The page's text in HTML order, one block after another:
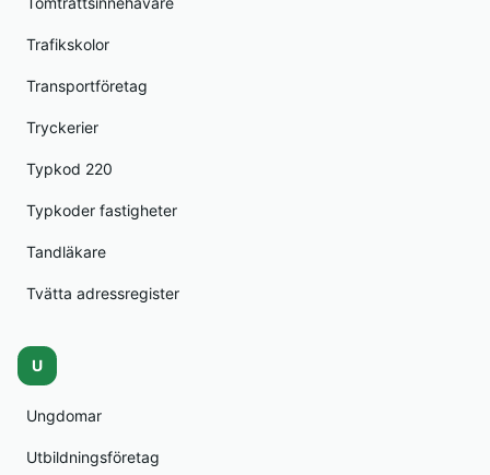
Trafikskolor
Transportföretag
Tryckerier
Typkod 220
Typkoder fastigheter
Tandläkare
Tvätta adressregister
U
Ungdomar
Utbildningsföretag